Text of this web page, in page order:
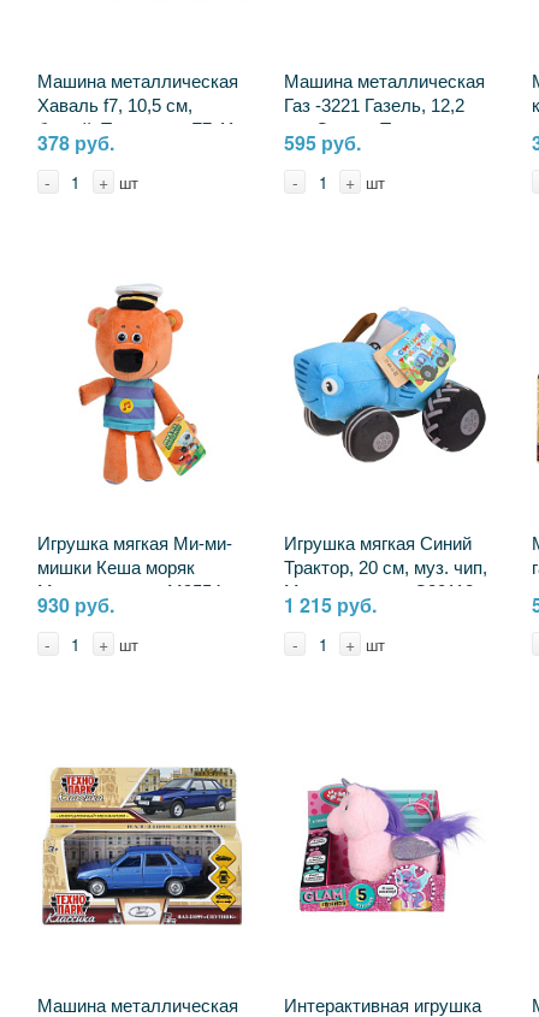
Машина металлическая
Хаваль f7, 10,5 см,
белый, Технопарк F7-11-
WH
378 руб.
- + шт
Машина металлическая
Газ -3221 Газель, 12,2
см, Скорая Технопарк
GAZ3221VAN-12AMB-
WH-WOD
595 руб.
- + шт
Игрушка мягкая Ми-ми-
мишки Кеша моряк
Мульти-пульти M9554-
21C (24)
930 руб.
- + шт
Игрушка мягкая Синий
Трактор, 20 см, муз. чип,
Мульти-пульти C20118-
20 (24)
1 215 руб.
- + шт
Машина металлическая
Интерактивная игрушка